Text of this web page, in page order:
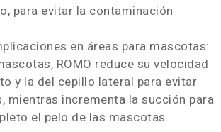
para evitar la contaminación
en áreas para mascotas:
ROMO reduce su velocidad
y la del cepillo lateral para evitar
mientras incrementa la succión para
el pelo de las mascotas.